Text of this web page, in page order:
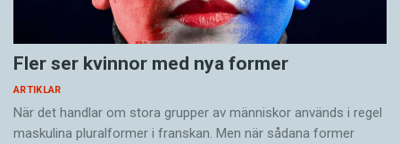
Fler ser kvinnor med nya former
ARTIKLAR
När det handlar om stora grupper av människor används i regel
maskulina pluralformer i franskan. Men när sådana ­former